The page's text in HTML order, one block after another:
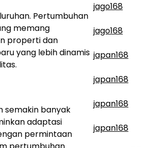
Pertumbuhan
memang
properti dan
yang lebih dinamis
semakin banyak
adaptasi
permintaan
jago168
jago168
japan168
japan168
japan168
japan168